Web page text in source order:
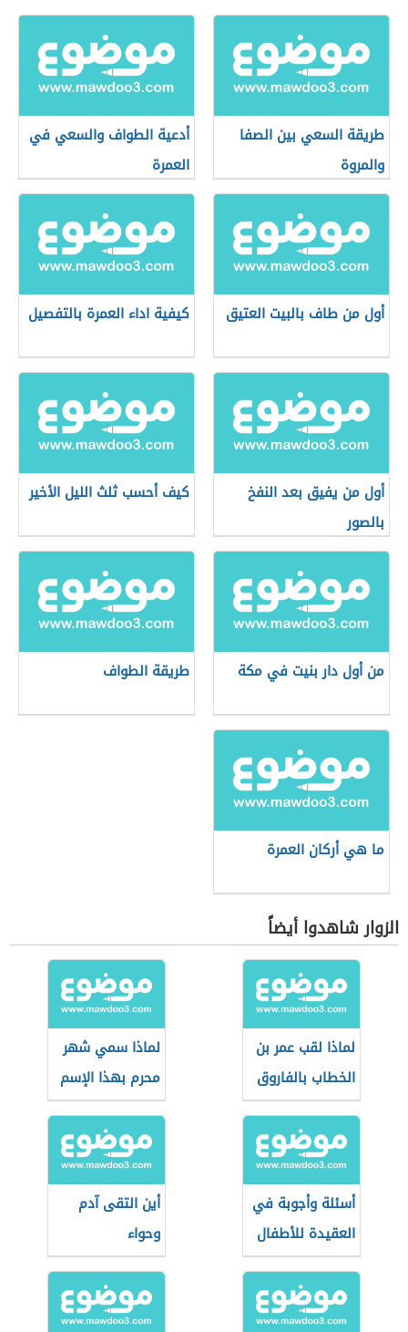
طريقة السعي بين الصفا
والمروة
أدعية الطواف والسعي في
العمرة
أول من طاف بالبيت العتيق كيفية اداء العمرة بالتفصيل
أول من يفيق بعد النفخ
بالصور
كيف أحسب ثلث الليل الأخير
من أول دار بنيت في مكة طريقة الطواف
ما هي أركان العمرة
الزوار شاهدوا أيضاً
لماذا لقب عمر بن
الخطاب بالفاروق
لماذا سمي شهر
محرم بهذا الإسم
أسئلة وأجوبة في
العقيدة للأطفال
أين التقى آدم
وحواء